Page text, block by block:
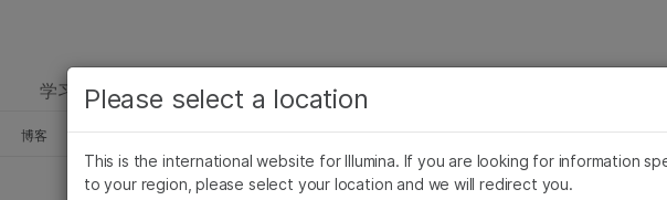
学习 公司 支持
博客 新闻稿 Illumina图片 SomaLogic 加入 Illumina
查看更多相关内容。选择您感兴趣的领域: ×
癌症研究
微生物学
农业基因组学
临床肿瘤学
生殖健康
遗传病和罕见病
Please select a location
This is the international website for Illumina. If you are looking for information
to your region, please select your location and we will redirect you.